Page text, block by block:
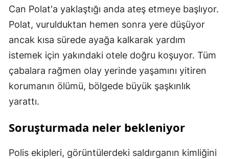
Can Polat'a yaklaştığı anda ateş etmeye başlıyor.
Polat, vurulduktan hemen sonra yere düşüyor
ancak kısa sürede ayağa kalkarak yardım
istemek için yakındaki otele doğru koşuyor. Tüm
çabalara rağmen olay yerinde yaşamını yitiren
korumanın ölümü, bölgede büyük şaşkınlık
yarattı.
Soruşturmada neler bekleniyor
Polis ekipleri, görüntülerdeki saldırganın kimliğini